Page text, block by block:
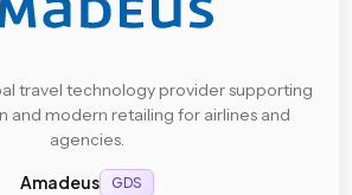
travel technology provider supporting
and modern retailing for airlines and
agencies.
Amadeus GDS